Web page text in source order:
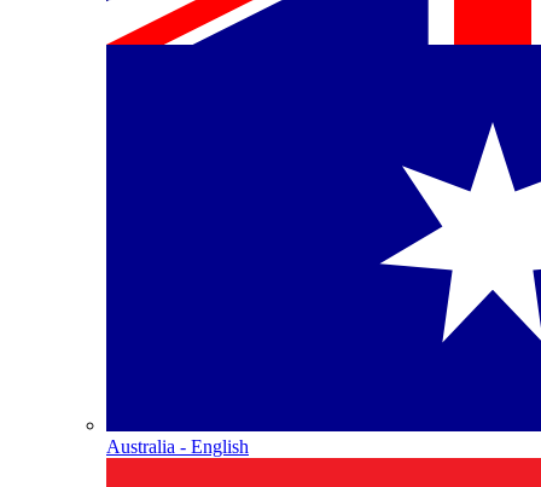
Australia - English